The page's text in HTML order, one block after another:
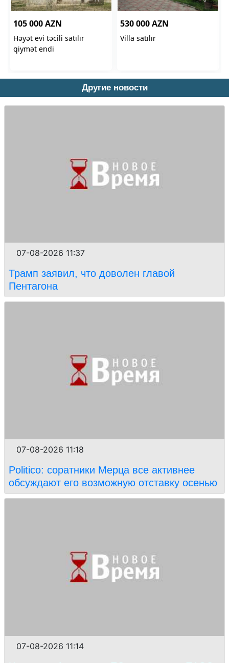
Другие новости
07-08-2026 11:37
Трамп заявил, что доволен главой
Пентагона
07-08-2026 11:18
Politico: соратники Мерца все активнее
обсуждают его возможную отставку осенью
07-08-2026 11:14